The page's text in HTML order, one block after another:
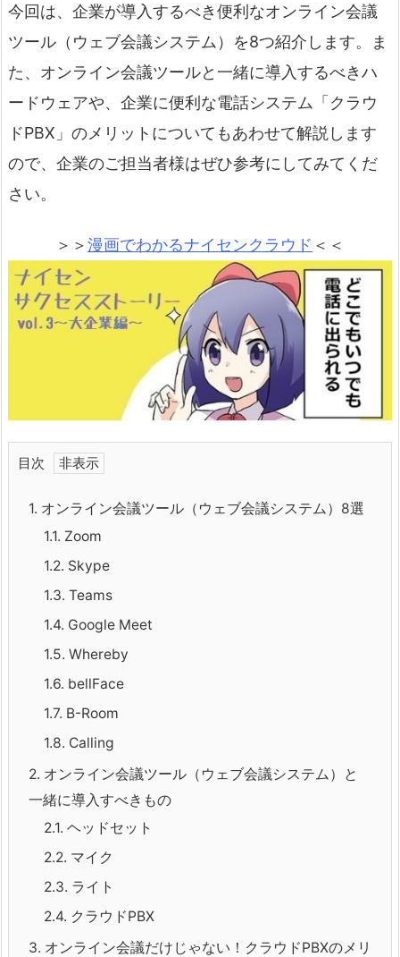
今回は、企業が導入するべき便利なオンライン会議
ツール（ウェブ会議システム）を8つ紹介します。ま
た、オンライン会議ツールと一緒に導入するべきハ
ードウェアや、企業に便利な電話システム「クラウ
ドPBX」のメリットについてもあわせて解説します
ので、企業のご担当者様はぜひ参考にしてみてくだ
さい。
＞＞漫画でわかるナイセンクラウド ＜＜
目次
1. オンライン会議ツール（ウェブ会議システム）8選
1.1. Zoom
1.2. Skype
1.3. Teams
1.4. Google Meet
1.5. Whereby
1.6. bellFace
1.7. B-Room
1.8. Calling
2. オンライン会議ツール（ウェブ会議システム）と
一緒に導入すべきもの
2.1. ヘッドセット
2.2. マイク
2.3. ライト
2.4. クラウドPBX
3. オンライン会議だけじゃない！クラウドPBXのメリ